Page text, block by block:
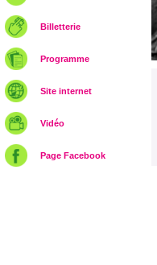
Billetterie
Programme
Site internet
Vidéo
Page Facebook